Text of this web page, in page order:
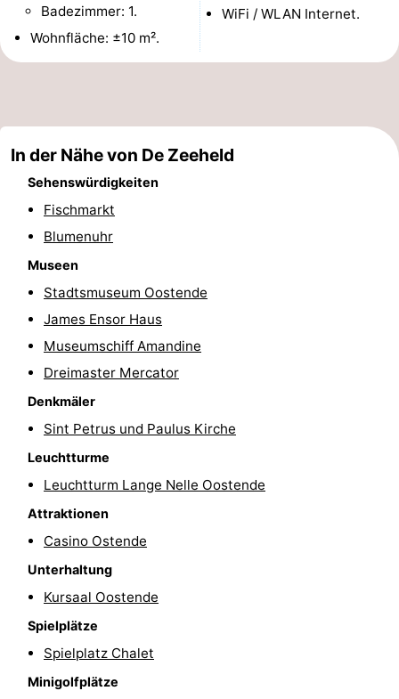
Aussichtspunkte
Attraktionen
Spielplätze
-
Spielplätze
Bowling
Zentren
Dörfer
Städte
Natur
Sport
Schwimmbader
Radfahren
Reiten
Golfplatze
Surfen
Essen
Badezimmer: 1.
Wohnfläche: ±10 m².
WiFi / WLAN Internet.
In der Nähe von De Zeeheld
Sehenswürdigkeiten
Fischmarkt
Blumenuhr
Museen
Stadtsmuseum Oostende
James Ensor Haus
Museumschiff Amandine
Dreimaster Mercator
Denkmäler
Sint Petrus und Paulus Kirche
Leuchtturme
Leuchtturm Lange Nelle Oostende
Attraktionen
Casino Ostende
Unterhaltung
Kursaal Oostende
Spielplätze
Spielplatz Chalet
Minigolfplätze